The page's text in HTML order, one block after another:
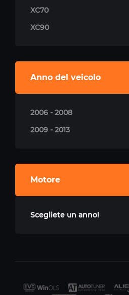
XC70
XC90
Anno del veicolo
2006 - 2008
2009 - 2013
Motore
Scegliete un anno!